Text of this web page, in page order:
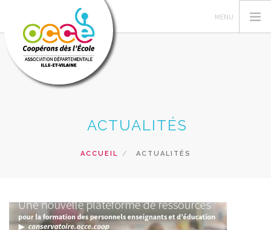
GERER SA COOPERATIVE
PRETS ET SERVICES
RECHERCHER
ACTUALITÉS
ACCUEIL ACTUALITÉS